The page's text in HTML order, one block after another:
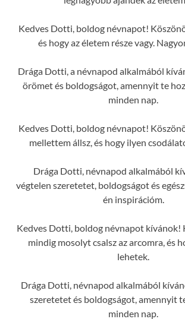
Kedves Dotti, boldog névnapot!
és hogy az életem része vagy.
Drága Dotti, a névnapod alkalmából
örömet és boldogságot, amennyit te
minden nap.
Kedves Dotti, boldog névnapot!
mellettem állsz, és hogy ilyen
Drága Dotti, névnapod alkalmából
végtelen szeretetet, boldogságot és
én inspirációm.
Kedves Dotti, boldog névnapot kívánok!
mindig mosolyt csalsz az arcomra, és
lehetek.
Drága Dotti, névnapod alkalmából
szeretetet és boldogságot, amennyit
minden nap.